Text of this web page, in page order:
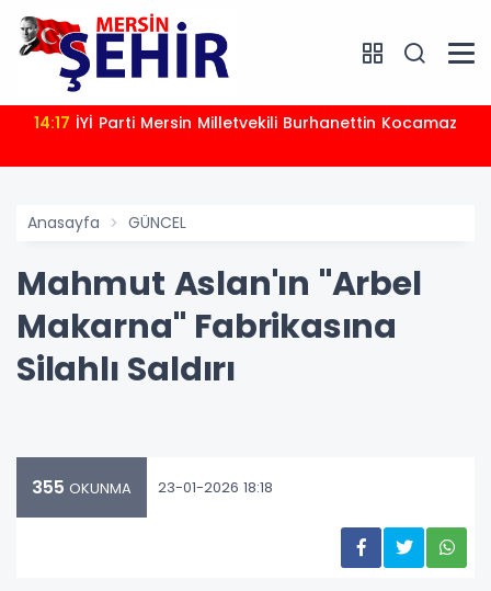
14:17 İYİ Parti Mersin Milletvekili Burhanettin Kocamaz
Anasayfa GÜNCEL
Mahmut Aslan'ın "Arbel
Makarna" Fabrikasına
Silahlı Saldırı
355 OKUNMA 23-01-2026 18:18